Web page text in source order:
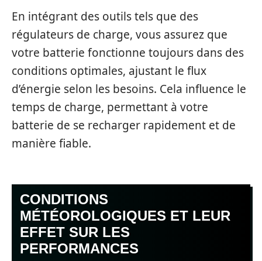
En intégrant des outils tels que des
régulateurs de charge, vous assurez que
votre batterie fonctionne toujours dans des
conditions optimales, ajustant le flux
d’énergie selon les besoins. Cela influence le
temps de charge, permettant à votre
batterie de se recharger rapidement et de
manière fiable.
CONDITIONS
MÉTÉOROLOGIQUES ET LEUR
EFFET SUR LES
PERFORMANCES